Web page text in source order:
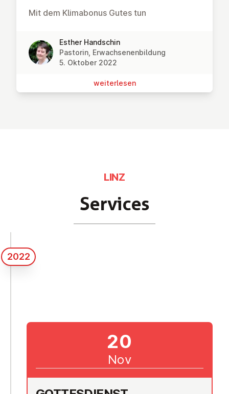
Mit dem Klimabonus Gutes tun
Esther Handschin
Pastorin, Erwachsenenbildung
5. Oktober 2022
wei­ter­le­sen
Services
LINZ
2022
20
Nov